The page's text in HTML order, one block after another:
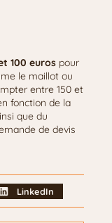
100 euros pour
le maillot ou
entre 150 et
fonction de la
que du
de devis
LinkedIn